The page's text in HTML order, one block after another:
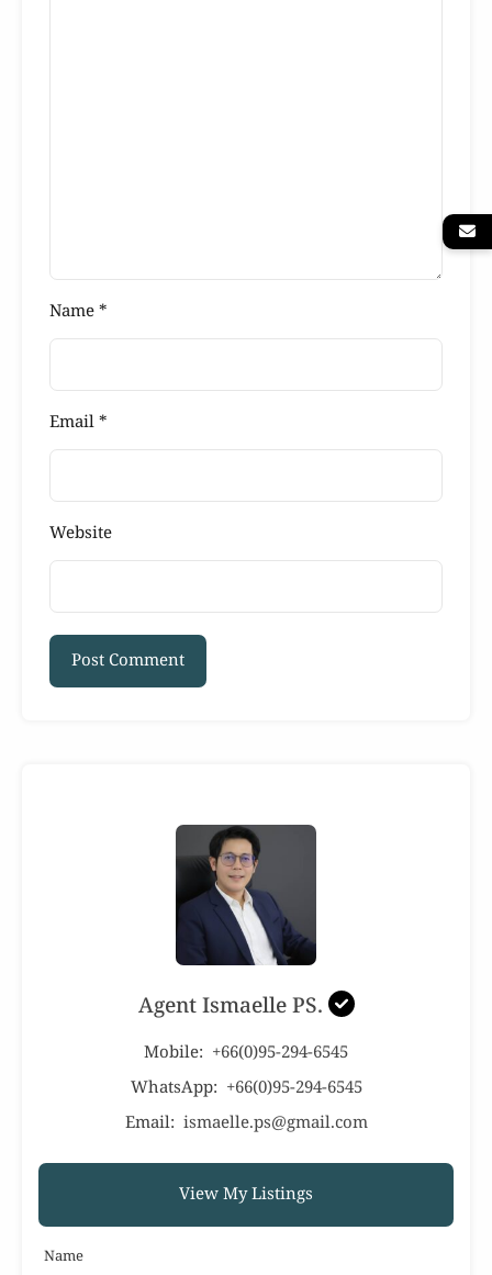
Name*
Email*
Website
Agent Ismaelle PS.
Mobile: +66(0)95-294-6545
WhatsApp: +66(0)95-294-6545
Email: ismaelle.ps@gmail.com
View My Listings
Name